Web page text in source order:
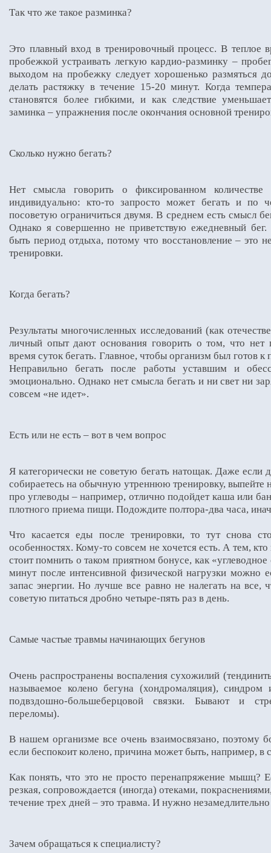
Так что же такое разминка?
Это плавный вход в тренировочный процесс. В теплое
пробежкой устраивать легкую кардио-разминку –
выходом на пробежку следует хорошенько размяться
делать растяжку в течение 15-20 минут. Когда
становятся более гибкими, и как следствие
заминка – упражнения после окончания основной
Сколько нужно бегать?
Нет смысла говорить о фиксированном
индивидуально: кто-то запросто может бегать и по
посоветую ограничиться двумя. В среднем есть смысл
Однако я совершенно не приветствую ежедневный
быть период отдыха, потому что восстановление – это
тренировки.
Когда бегать?
Результаты многочисленных исследований (как
личный опыт дают основания говорить о том, что нет
время суток бегать. Главное, чтобы организм был готов
Неправильно бегать после работы уставшим и
эмоционально. Однако нет смысла бегать и ни свет ни
совсем «не идет».
Есть или не есть – вот в чем вопрос
Я категорически не советую бегать натощак. Даже
собираетесь на обычную утреннюю тренировку, выпейте
про углеводы – например, отлично подойдет каша или
плотного приема пищи. Подождите полтора-два часа,
Что касается еды после тренировки, то тут снова
особенностях. Кому-то совсем не хочется есть. А тем,
стоит помнить о таком приятном бонусе, как
минут после интенсивной физической нагрузки можно
запас энергии. Но лучше все равно не налегать на все,
советую питаться дробно четыре-пять раз в день.
Самые частые травмы начинающих бегунов
Очень распространены воспаления сухожилий
называемое колено бегуна (хондромаляция), синдром
подвздошно-большеберцовой связки. Бывают и
переломы).
В нашем организме все очень взаимосвязано, поэтому
если беспокоит колено, причина может быть, например, в
Как понять, что это не просто перенапряжение мышц?
резкая, сопровождается (иногда) отеками,
течение трех дней – это травма. И нужно
Зачем обращаться к специалисту?